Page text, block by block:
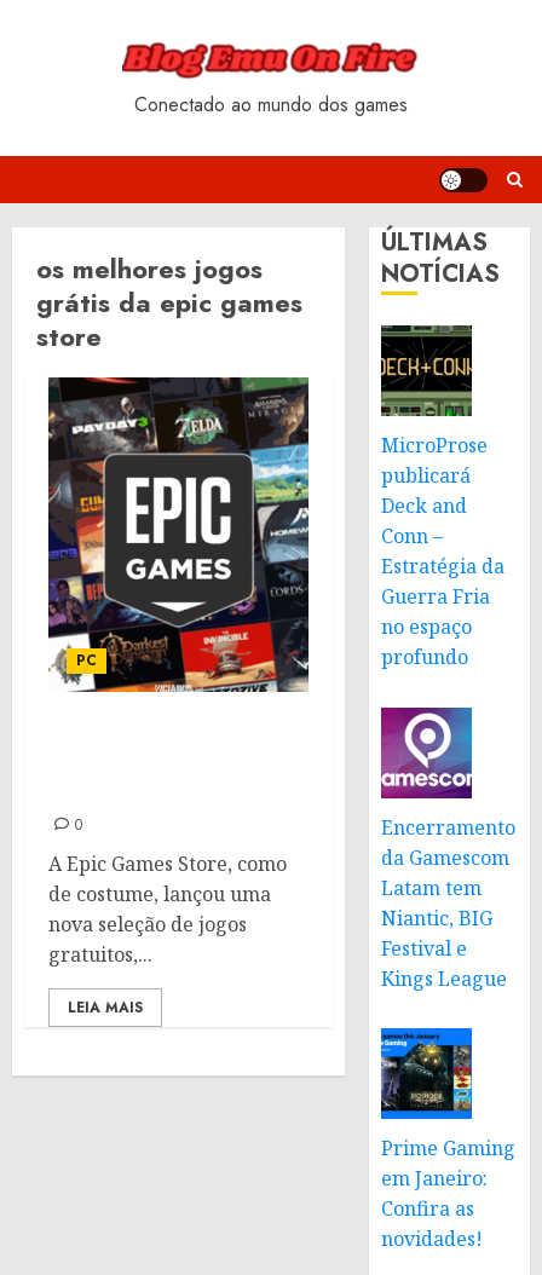
Conectado ao mundo dos games
os melhores jogos
grátis da epic games
store
PC
0
A Epic Games Store, como
de costume, lançou uma
nova seleção de jogos
gratuitos,...
LEIA MAIS
ÚLTIMAS
NOTÍCIAS
MicroProse
publicará
Deck and
Conn –
Estratégia da
Guerra Fria
no espaço
profundo
Encerramento
da Gamescom
Latam tem
Niantic, BIG
Festival e
Kings League
Prime Gaming
em Janeiro:
Confira as
novidades!